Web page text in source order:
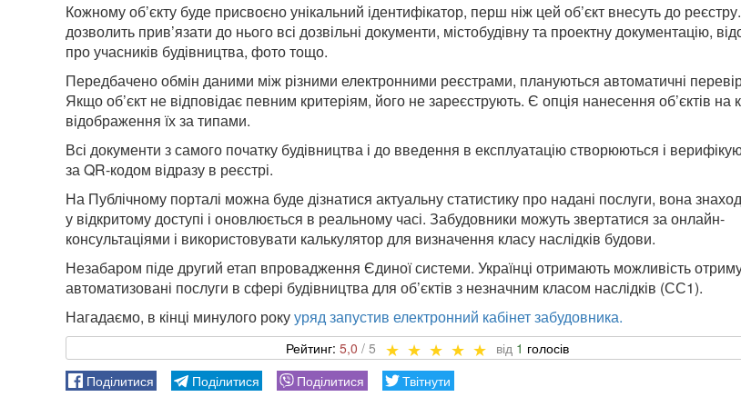
Кожному об’єкту буде присвоєно унікальний ідентифікатор, перш ніж цей об’єкт внесуть до
дозволить прив’язати до нього всі дозвільні документи, містобудівну та проектну документацію,
про учасників будівництва, фото тощо.
Передбачено обмін даними між різними електронними реєстрами, плануються автоматичні
Якщо об’єкт не відповідає певним критеріям, його не зареєструють. Є опція нанесення об’єктів на
відображення їх за типами.
Всі документи з самого початку будівництва і до введення в експлуатацію створюються і
за QR-кодом відразу в реєстрі.
На Публічному порталі можна буде дізнатися актуальну статистику про надані послуги, вона
у відкритому доступі і оновлюється в реальному часі. Забудовники можуть звертатися за онлайн-
консультаціями і використовувати калькулятор для визначення класу наслідків будови.
Незабаром піде другий етап впровадження Єдиної системи. Українці отримають можливість
автоматизовані послуги в сфері будівництва для об’єктів з незначним класом наслідків (СС1).
Нагадаємо, в кінці минулого рокууряд запустив електронний кабінет забудовника.
5,0 1